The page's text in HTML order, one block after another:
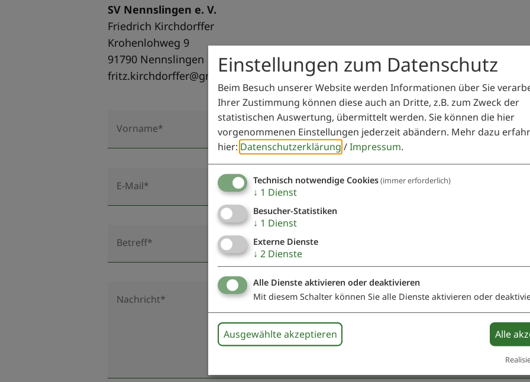
SV Nennslingen e. V.
Friedrich Kirchdorffer
Krohenlohweg 9
91790 Nennslingen
fritz.kirchdorffer@gmail.com
Vorname* Nachname*
E-Mail*
Betreff*
Nachricht*
Einstellungen zum Datenschutz
Beim Besuch unserer Website werden Informationen über Sie
Ihrer Zustimmung können diese auch an Dritte, z.B. zum Zweck der
statistischen Auswertung, übermittelt werden. Sie können die hier
vorgenommenen Einstellungen jederzeit abändern. Mehr dazu
hier: Datenschutzerklärung /Impressum.
Technisch notwendige Cookies(immer erforderlich)
↓ 1 Dienst
Besucher-Statistiken
↓ 1 Dienst
Externe Dienste
↓ 2 Dienste
Alle Dienste aktivieren oder deaktivieren
Mit diesem Schalter können Sie alle Dienste aktivieren oder
Ausgewählte akzeptieren Alle